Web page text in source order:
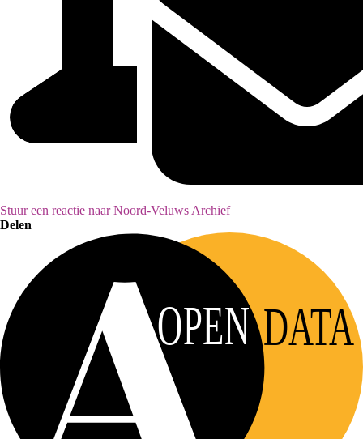
Stuur een reactie naar Noord-Veluws Archief
Delen
OPEN DATA